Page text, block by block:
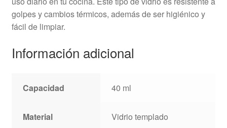
golpes y cambios térmicos, además de ser higiénico y
fácil de limpiar.
Información adicional
Capacidad 40 ml
Material Vidrio templado